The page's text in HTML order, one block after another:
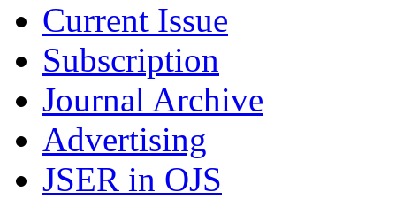
Current Issue
Subscription
Journal Archive
Advertising
JSER in OJS